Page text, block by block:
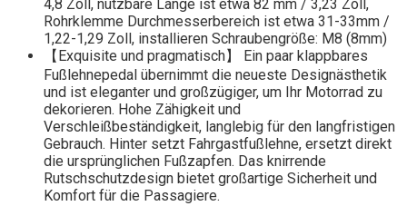
4,8 Zoll, nutzbare Länge ist etwa 82 mm / 3,23 Zoll,
Rohrklemme Durchmesserbereich ist etwa 31-33mm /
1,22-1,29 Zoll, installieren Schraubengröße: M8 (8mm)
【Exquisite und pragmatisch】 Ein paar klappbares
Fußlehnepedal übernimmt die neueste Designästhetik
und ist eleganter und großzügiger, um Ihr Motorrad zu
dekorieren. Hohe Zähigkeit und
Verschleißbeständigkeit, langlebig für den langfristigen
Gebrauch. Hinter setzt Fahrgastfußlehne, ersetzt direkt
die ursprünglichen Fußzapfen. Das knirrende
Rutschschutzdesign bietet großartige Sicherheit und
Komfort für die Passagiere.